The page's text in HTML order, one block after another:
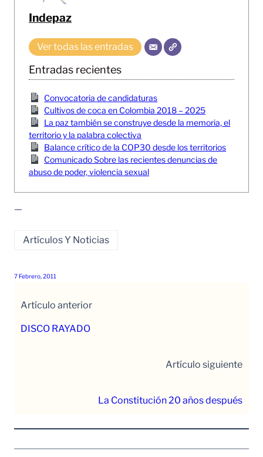
Indepaz
Ver todas las entradas
Entradas recientes
Convocatoria de candidaturas
Cultivos de coca en Colombia 2018 – 2025
La paz también se construye desde la memoria, el
territorio y la palabra colectiva
Balance crítico de la COP30 desde los territorios
Comunicado Sobre las recientes denuncias de
abuso de poder, violencia sexual
—
Artículos Y Noticias
7 Febrero, 2011
Artículo anterior
DISCO RAYADO
Artículo siguiente
La Constitución 20 años después